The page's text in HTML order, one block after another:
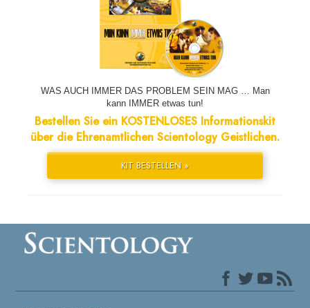
WAS AUCH IMMER DAS PROBLEM SEIN MAG … Man
kann IMMER etwas tun!
Bestellen Sie ein KOSTENLOSES Informationskit
über die Ehrenamtlichen Scientology Geistlichen.
KIT BESTELLEN »